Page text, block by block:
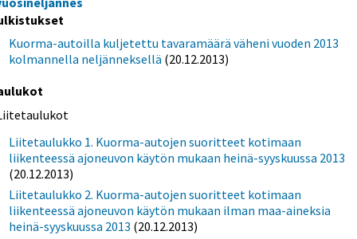
Kuorma-autoilla kuljetettu tavaramäärä väheni vuoden 2013
kolmannella neljänneksellä (20.12.2013)
Liitetaulukko 1. Kuorma-autojen suoritteet kotimaan
liikenteessä ajoneuvon käytön mukaan heinä-syyskuussa 2013
(20.12.2013)
Liitetaulukko 2. Kuorma-autojen suoritteet kotimaan
liikenteessä ajoneuvon käytön mukaan ilman maa-aineksia
heinä-syyskuussa 2013 (20.12.2013)